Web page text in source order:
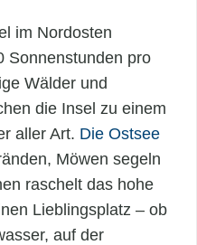
im Nordosten
Sonnenstunden pro
Wälder und
die Insel zu einem
aller Art. Die Ostsee
Möwen segeln
raschelt das hohe
Lieblingsplatz – ob
auf der